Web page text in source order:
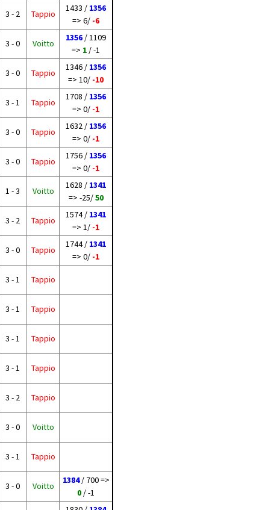
3 - 2 Tappio
1433 / 1356
=> 6/ -6
3 - 0 Voitto
1356 / 1109
=> 1 / -1
3 - 0 Tappio
1346 / 1356
=> 10/ -10
3 - 1 Tappio
1708 / 1356
=> 0/ -1
3 - 0 Tappio
1632 / 1356
=> 0/ -1
3 - 0 Tappio
1756 / 1356
=> 0/ -1
1 - 3 Voitto
1628 / 1341
=> -25/50
3 - 2 Tappio
1574 / 1341
=> 1/ -1
3 - 0 Tappio
1744 / 1341
=> 0/ -1
3 - 1 Tappio
3 - 1 Tappio
3 - 1 Tappio
3 - 1 Tappio
3 - 2 Tappio
3 - 0 Voitto
3 - 1 Tappio
3 - 0 Voitto
1384/ 700 =>
0 / -1